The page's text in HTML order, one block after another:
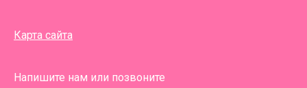
Карта сайта
Напишите нам или позвоните